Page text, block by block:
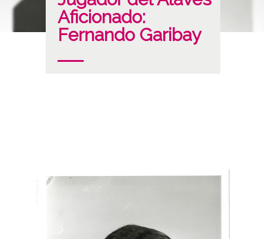
Aficionado:
Fernando Garibay